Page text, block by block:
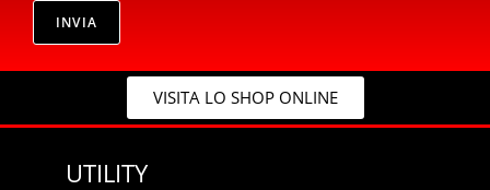
i
a
c
a
INVIA
VISITA LO SHOP ONLINE
UTILITY